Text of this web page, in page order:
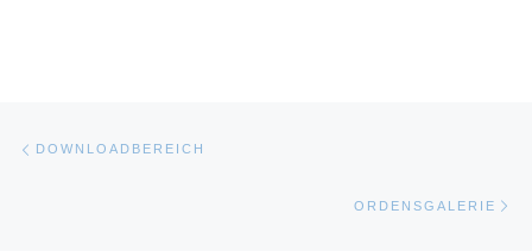
Beitragsnavigation
DOWNLOADBEREICH
ORDENSGALERIE